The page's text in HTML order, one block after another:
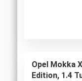
Opel Mokka
Edition, 1.4